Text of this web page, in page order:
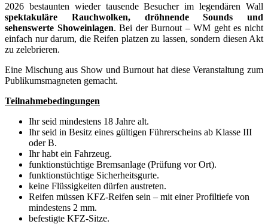
2026 bestaunten wieder tausende Besucher im legendären Wall
spektakuläre Rauchwolken, dröhnende Sounds und
sehenswerte Showeinlagen. Bei der Burnout – WM geht es nicht
einfach nur darum, die Reifen platzen zu lassen, sondern diesen Akt
zu zelebrieren.
Eine Mischung aus Show und Burnout hat diese Veranstaltung zum
Publikumsmagneten gemacht.
Teilnahmebedingungen
Ihr seid mindestens 18 Jahre alt.
Ihr seid in Besitz eines gültigen Führerscheins ab Klasse III
oder B.
Ihr habt ein Fahrzeug.
funktionstüchtige Bremsanlage (Prüfung vor Ort).
funktionstüchtige Sicherheitsgurte.
keine Flüssigkeiten dürfen austreten.
Reifen müssen KFZ-Reifen sein – mit einer Profiltiefe von
mindestens 2 mm.
befestigte KFZ-Sitze.